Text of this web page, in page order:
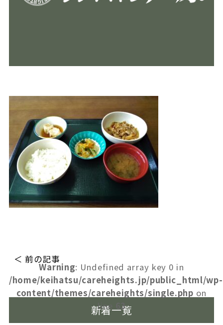
＜ 前の記事
Warning: Undefined array key 0 in
/home/keihatsu/careheights.jp/public_html/wp-
content/themes/careheights/single.php on
line
63
新着一覧